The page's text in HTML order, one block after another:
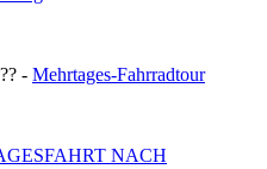
- Mehrtages-Fahrradtour
NACH